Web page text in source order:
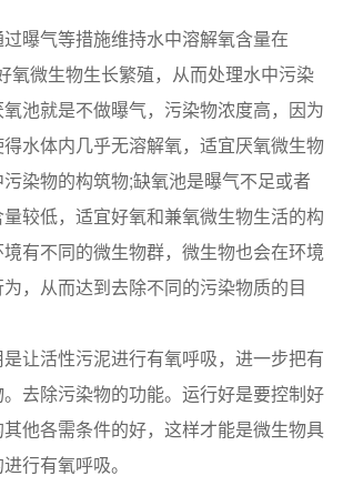
气等措施维持水中溶解氧含量在
氧微生物生长繁殖，从而处理水中污染
池就是不做曝气，污染物浓度高，因为
水体内几乎无溶解氧，适宜厌氧微生物
染物的构筑物;缺氧池是曝气不足或者
较低，适宜好氧和兼氧微生物生活的构
有不同的微生物群，微生物也会在环境
，从而达到去除不同的污染物质的目
活性污泥进行有氧呼吸，进一步把有
去除污染物的功能。运行好是要控制好
他各需条件的好，这样才能是微生物具
行有氧呼吸。